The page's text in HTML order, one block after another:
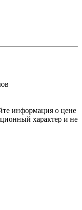
информация о цене
характер и не